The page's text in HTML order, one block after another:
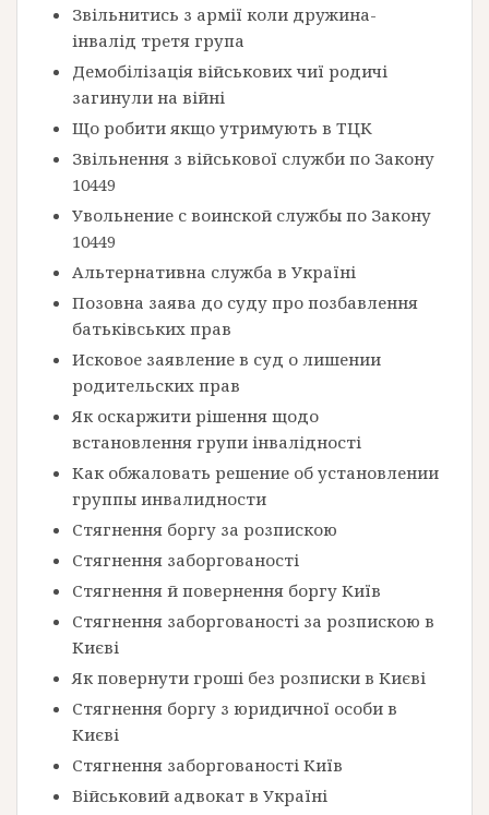
Звільнитись з армії коли дружина-
інвалід третя група
Демобілізація військових чиї родичі
загинули на війні
Що робити якщо утримують в ТЦК
Звільнення з військової служби по Закону
10449
Увольнение с воинской службы по Закону
10449
Альтернативна служба в Україні
Позовна заява до суду про позбавлення
батьківських прав
Исковое заявление в суд о лишении
родительских прав
Як оскаржити рішення щодо
встановлення групи інвалідності
Как обжаловать решение об установлении
группы инвалидности
Стягнення боргу за розпискою
Стягнення заборгованості
Стягнення й повернення боргу Київ
Стягнення заборгованості за розпискою в
Києві
Як повернути гроші без розписки в Києві
Стягнення боргу з юридичної особи в
Києві
Стягнення заборгованості Київ
Військовий адвокат в Україні